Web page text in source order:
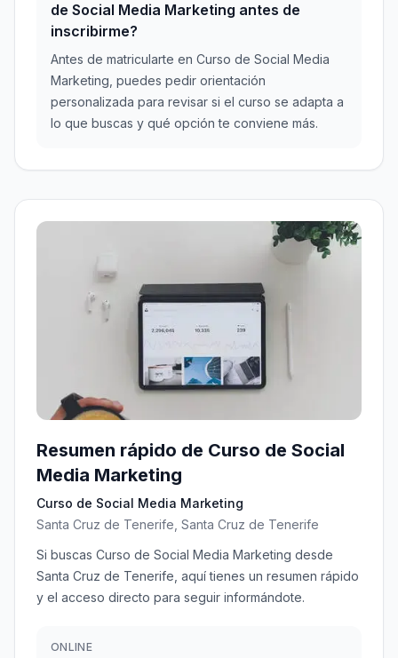
de Social Media Marketing antes de
inscribirme?
Antes de matricularte en Curso de Social Media
Marketing, puedes pedir orientación
personalizada para revisar si el curso se adapta a
lo que buscas y qué opción te conviene más.
Resumen rápido de Curso de Social
Media Marketing
Curso de Social Media Marketing
Santa Cruz de Tenerife, Santa Cruz de Tenerife
Si buscas Curso de Social Media Marketing desde
Santa Cruz de Tenerife, aquí tienes un resumen rápido
y el acceso directo para seguir informándote.
ONLINE